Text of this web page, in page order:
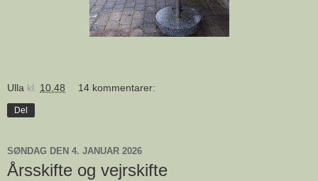
Ulla kl. 10.48 14 kommentarer:
Del
SØNDAG DEN 4. JANUAR 2026
Årsskifte og vejrskifte